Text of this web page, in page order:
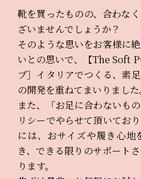
靴を買ったものの、合わな
ざいませんでしょうか？
そのような思いをお客様に
いとの思いで、【The Soft
プ］イタリアでつくる、素
の開発を重ねてまいりました
また、「お足に合わないも
リシーでやらせて頂いてお
には、おサイズや履き心
き、できる限りのサポート
ります。